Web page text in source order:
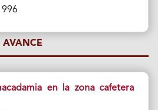
AVANCE
en la zona cafetera